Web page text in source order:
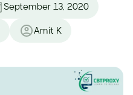
September 13, 2020
Amit K